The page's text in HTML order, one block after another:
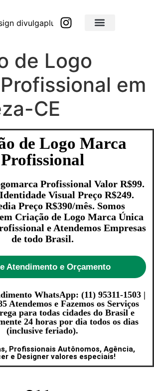
de Logo
em
CE
de Logo Marca
Profissional
Profissional Valor R$99.
Visual Preço R$249.
Preço R$390/mês. Somos
Criação de Logo Marca Única
e Atendemos Empresas
de todo Brasil.
Atendimento e Orçamento
WhatsApp: (11) 95311-1503 |
Atendemos e Fazemos os Serviços
para todas cidades do Brasil e
24 horas por dia todos os dias
(inclusive feriado).
Profissionais Autônomos, Agência,
e Designer valores especiais!